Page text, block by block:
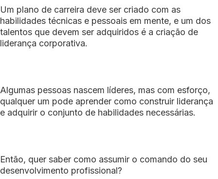
Um plano de carreira deve ser criado com as
habilidades técnicas e pessoais em mente, e um dos
talentos que devem ser adquiridos é a criação de
liderança corporativa.
Algumas pessoas nascem líderes, mas com esforço,
qualquer um pode aprender como construir liderança
e adquirir o conjunto de habilidades necessárias.
Então, quer saber como assumir o comando do seu
desenvolvimento profissional?